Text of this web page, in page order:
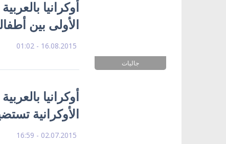
جاليات
أوكرانيا
الأولى بين
16.08.2015 - 01:02
أوكرانيا
الأوكرانية
02.07.2015 - 16:59